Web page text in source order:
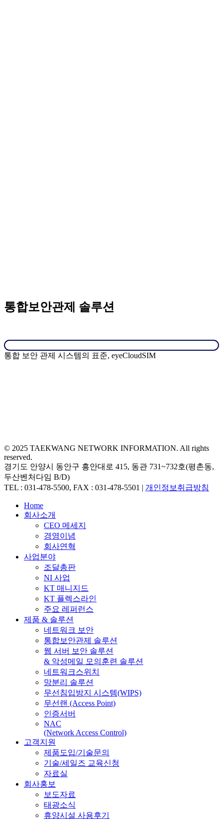
통합보안관제 솔루션
통합 보안 관제 시스템의 표준, eyeCloudSIM
© 2025 TAEKWANG NETWORK INFORMATION. All rights
reserved.
경기도 안양시 동안구 흥안대로 415, 동관 731~732호(평촌동,
두산벤처다임 B/D)
TEL : 031-478-5500, FAX : 031-478-5501 | 개인정보취급방침
Close
Menu
Home
회사소개
CEO 메세지
경영이념
회사연혁
사업분야
조달총판
NI 사업
KT 매니지드
KT 플렉스라인
주요 레퍼런스
제품 & 솔루션
네트워크 보안
통합보안관제 솔루션
웹 서버 보안 솔루션
& 악성메일 모의훈련 솔루션
네트워크스위치
망분리 솔루션
무선침입방지 시스템(WIPS)
무선랜 (Access Point)
인증서버
NAC
(Network Access Control)
고객지원
제품도입/기술문의
기술/세일즈 교육신청
자료실
회사홍보
보도자료
태광소식
휴양시설 사용후기